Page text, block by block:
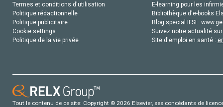
Termes et conditions d'utilisation
Politique rédactionnelle
Politique publicitaire
Cookie settings
Politique de la vie privée
E-learning pour les
Bibliothèque d'e-books
Blog special IFSI :
Suivez notre actualité
Site d'emploi en santé :
Tout le contenu de ce site: Copyright © 2026 Elsevier, ses concédants de